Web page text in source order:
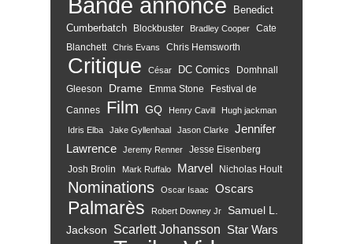
Benedict
Cumberbatch
Blockbuster Bradley Cooper
Cate
Blanchett
Chris Evans Chris Hemsworth
Critique César DC Comics
Domhnall
Gleeson
Drame Emma Stone
Festival de
Cannes
Film GQ Henry Cavill Hugh jackman
Idris Elba Jake Gyllenhaal Jason Clarke
Jennifer
Lawrence
Jeremy Renner
Jesse Eisenberg
Josh Brolin
Mark Ruffalo Marvel Nicholas Hoult
Nominations Oscar Isaac Oscars
Palmarès Robert Downey Jr
Samuel L.
Jackson
Scarlett Johansson Star Wars